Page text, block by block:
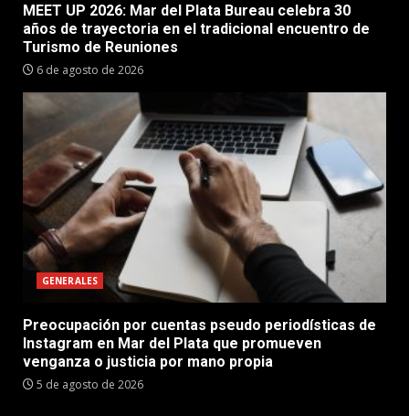
MEET UP 2026: Mar del Plata Bureau celebra 30
años de trayectoria en el tradicional encuentro de
Turismo de Reuniones
6 de agosto de 2026
GENERALES
Preocupación por cuentas pseudo periodísticas de
Instagram en Mar del Plata que promueven
venganza o justicia por mano propia
5 de agosto de 2026